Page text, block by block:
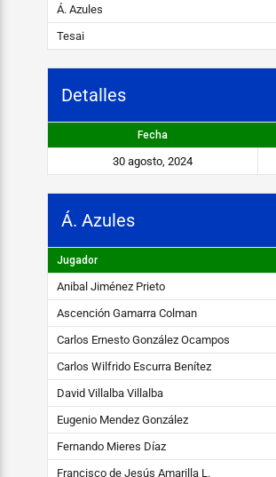
e
v
T
e
s
STEIBI
https://steibi.org.py/wp-
content/uploads/2019/04/STEIBI-
WEB-
2.png
Á. Azules
Tesai
Detalles
Fecha
30 agosto, 2024
Á. Azules
Jugador
Anibal Jiménez Prieto
Ascención Gamarra Colman
Carlos Ernesto González Ocampos
Carlos Wilfrido Escurra Benítez
David Villalba Villalba
Eugenio Mendez González
Fernando Mieres Díaz
Francisco de Jesús Amarilla L.